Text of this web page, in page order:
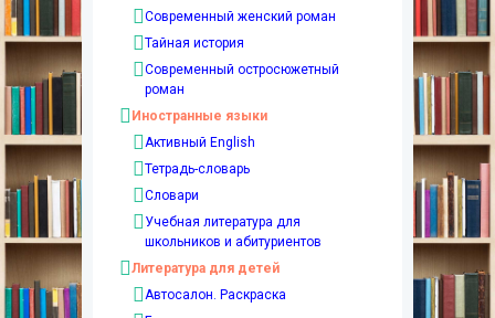
Современный женский роман
Тайная история
Современный остросюжетный
роман
Иностранные языки
Активный English
Тетрадь-словарь
Словари
Учебная литература для
школьников и абитуриентов
Литература для детей
Автосалон. Раскраска